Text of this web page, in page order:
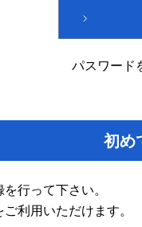
パスワード
初め
行って下さい。
利用いただけます。